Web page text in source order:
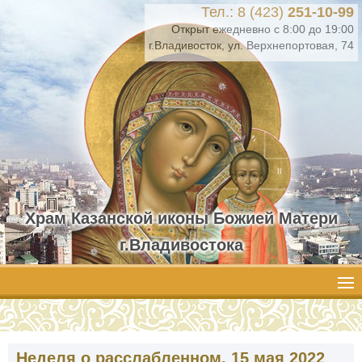
Тел.: 8 (423) 251-10-99
Открыт ежедневно с 8:00 до 19:00
г.Владивосток, ул. Верхнепортовая, 74
Храм Казанской иконы Божией Матери
г.Владивостока
Неделя о расслабленном. 15 мая 2022